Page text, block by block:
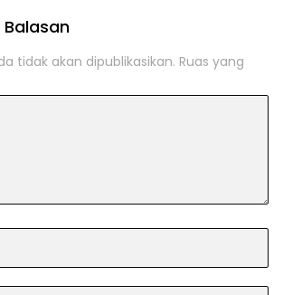
tidak akan dipublikasikan. Ruas yang